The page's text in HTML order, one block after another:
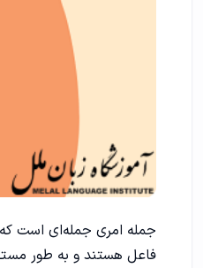
نکاتی در مورد جملات
انواع جملات امری
کاربرد جمله دستوری در
1. اعطای دستور:
2. توصیه و پیشنهاد:
جمله امری جمله‌ای است
فاعل هستند و به طور